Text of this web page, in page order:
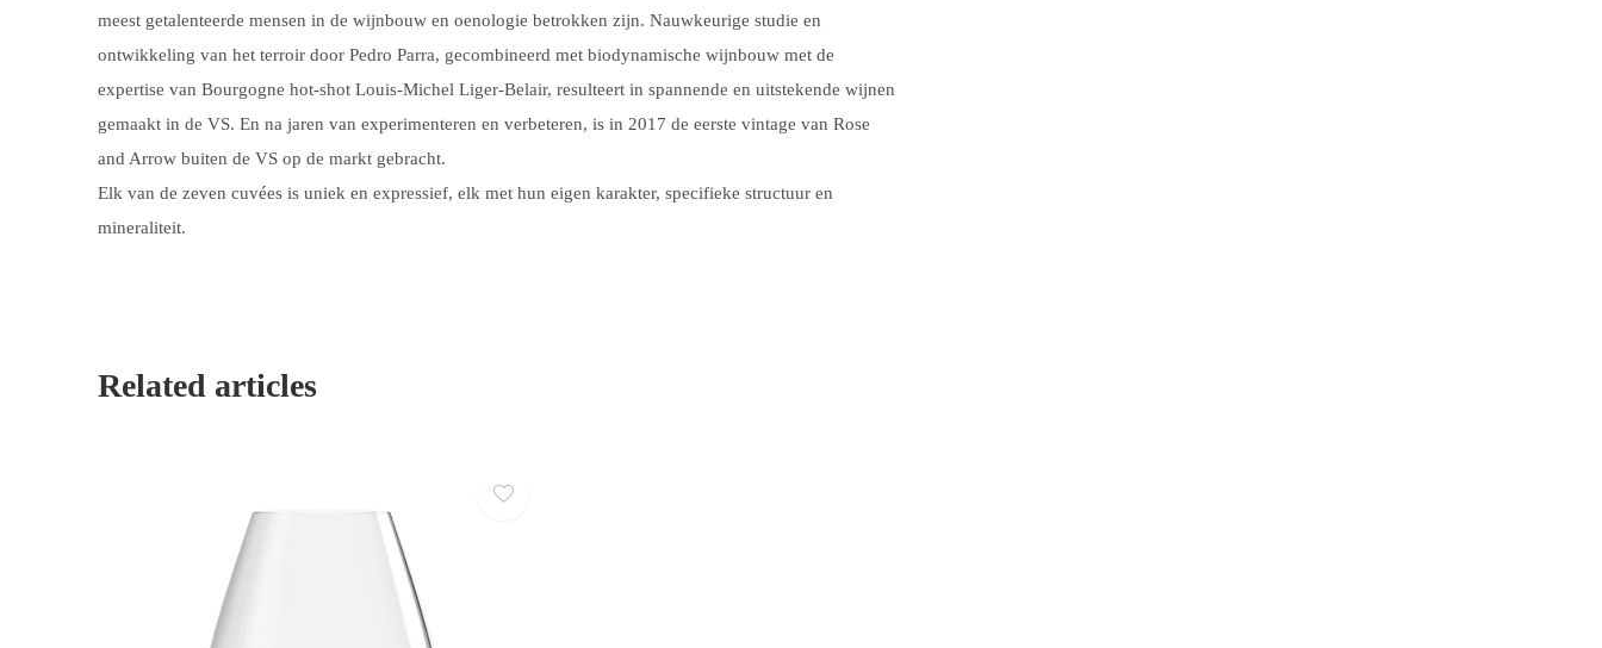
meest getalenteerde mensen in de wijnbouw en oenologie betrokken zijn. Nauwkeurige studie en
ontwikkeling van het terroir door Pedro Parra, gecombineerd met biodynamische wijnbouw met de
expertise van Bourgogne hot-shot Louis-Michel Liger-Belair, resulteert in spannende en uitstekende wijnen
gemaakt in de VS. En na jaren van experimenteren en verbeteren, is in 2017 de eerste vintage van Rose
and Arrow buiten de VS op de markt gebracht.
Elk van de zeven cuvées is uniek en expressief, elk met hun eigen karakter, specifieke structuur en
mineraliteit.
Related articles